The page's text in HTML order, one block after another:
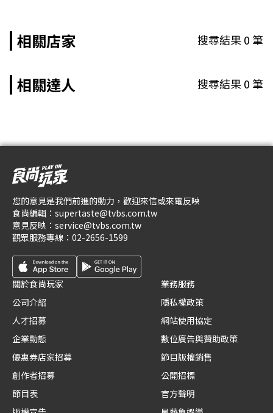
相關店家 搜尋結果0筆
相關達人 搜尋結果0筆
您的意見是我們前進的動力，歡迎來信或來電反映
食尚編輯： supertaste@tvbs.com.tw
意見反映： service@tvbs.com.tw
觀眾服務專線： 02-2656-1599
關於食尚玩家
公司介紹
人才招募
企業動態
優惠券店家招募
創作者招募
節目表
業務服務
隱私權政策
網站使用協定
數位廣告與贊助政策
節目版權銷售
公開招標
官方聲明